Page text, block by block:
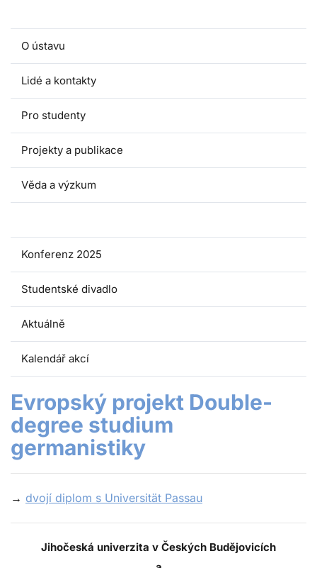
O ústavu
Lidé a kontakty
Pro studenty
Projekty a publikace
Věda a výzkum
Konferenz 2025
Studentské divadlo
Aktuálně
Kalendář akcí
Evropský projekt Double-
degree studium
germanistiky
→ dvojí diplom s Universität Passau
Jihočeská univerzita v Českých Budějovicích